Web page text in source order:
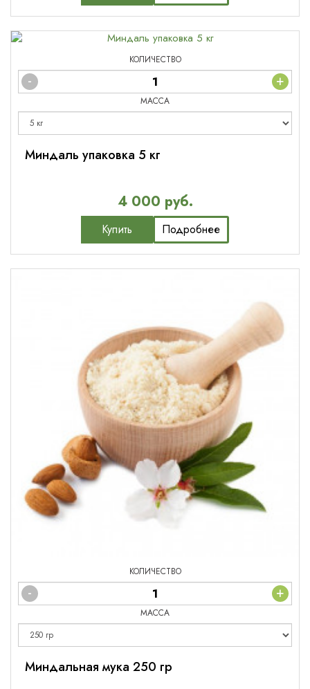
КОЛИЧЕСТВО
- +
МАССА
Миндаль упаковка 5 кг
4 000 руб.
Купить Подробнее
КОЛИЧЕСТВО
- +
МАССА
Миндальная мука 250 гр